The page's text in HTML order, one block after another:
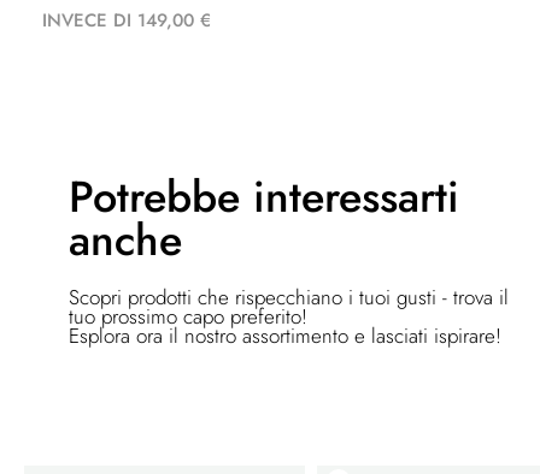
INVECE DI 149,00 €
Potrebbe interessarti
anche
Scopri prodotti che rispecchiano i tuoi gusti - trova il
tuo prossimo capo preferito!
Esplora ora il nostro assortimento e lasciati ispirare!